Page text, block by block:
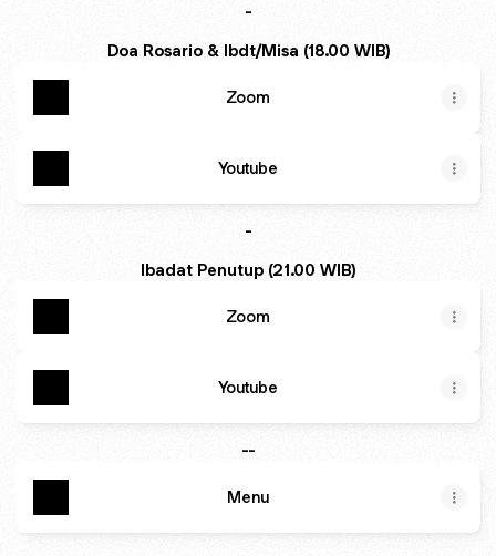
-
Doa Rosario & Ibdt/Misa (18.00 WIB)
Zoom
Youtube
-
Ibadat Penutup (21.00 WIB)
Zoom
Youtube
--
Menu